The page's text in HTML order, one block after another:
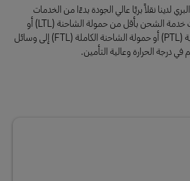
لدينا نقلاً بريًا عالي الجودة بدءًا من الخدمات
القياسية مثل شحنات خدمة الشحن بأقل من حمولة الشاحنة (LTL) أو
حمولة الشاحنة الجزئية (PTL) أو حمولة الشاحنة الكاملة (FTL) إلى وسائل
درجة الحرارة وعالية التأمين.